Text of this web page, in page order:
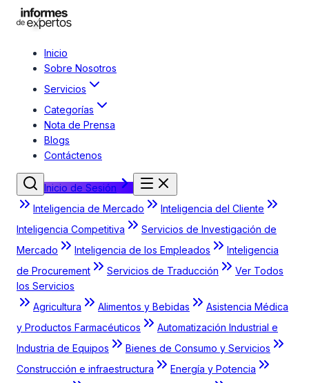
Inicio
Sobre Nosotros
Servicios
Categorías
Nota de Prensa
Blogs
Contáctenos
Inicio de Sesión
Inteligencia de Mercado
Inteligencia del Cliente
Inteligencia Competitiva
Servicios de Investigación de
Mercado
Inteligencia de los Empleados
Inteligencia
de Procurement
Servicios de Traducción
Ver Todos
los Servicios
Agricultura
Alimentos y Bebidas
Asistencia Médica
y Productos Farmacéuticos
Automatización Industrial e
Industria de Equipos
Bienes de Consumo y Servicios
Construcción e infraestructura
Energía y Potencia